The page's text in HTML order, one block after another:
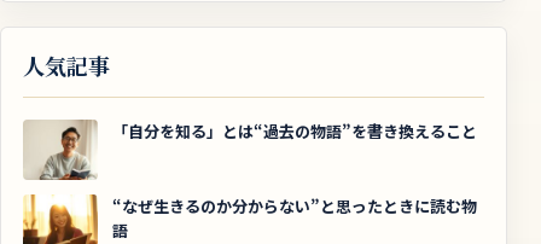
人気記事
「自分を知る」とは“過去の物語”を書き換えること
“なぜ生きるのか分からない”と思ったときに読む物
語